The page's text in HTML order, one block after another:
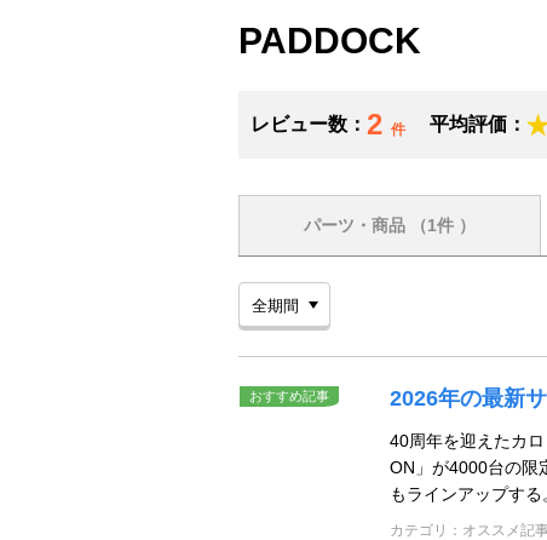
PADDOCK
レビュー数： 2 件 平均評価：
パーツ・商品 （1件 ）
おすすめ記事 2026年の最新
40周年を迎えたカ
ON」が4000台の限
もラインアップする
カテゴリ：オススメ記